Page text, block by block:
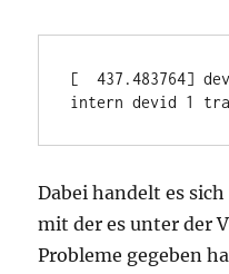
[  437.483764]
intern devid 1
Dabei handelt es
mit der es unter der
Probleme gegeben